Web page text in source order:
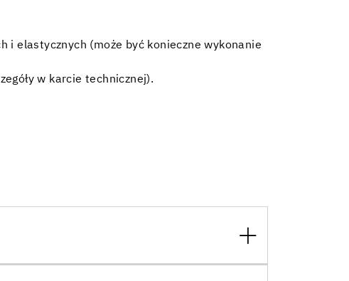
i elastycznych (może być konieczne wykonanie
w karcie technicznej).